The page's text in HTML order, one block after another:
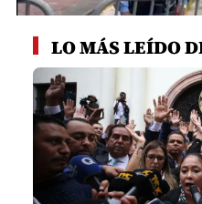
seconds
seconds
LO MÁS LEÍDO